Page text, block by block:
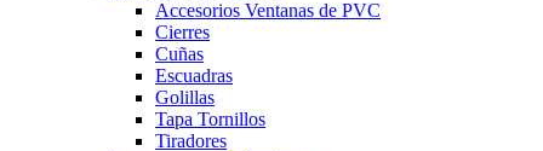
Accesorios Ventanas de PVC
Cierres
Cuñas
Escuadras
Golillas
Tapa Tornillos
Tiradores